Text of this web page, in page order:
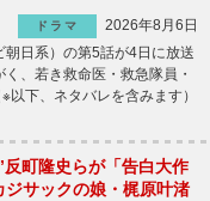
ドラマ
2026年8月6日
日系）の第5話が4日に放送
、若き救命医・救急隊員・
下、ネタバレを含みます）
反町隆史らが「告白大作
ジサックの娘・梶原叶渚